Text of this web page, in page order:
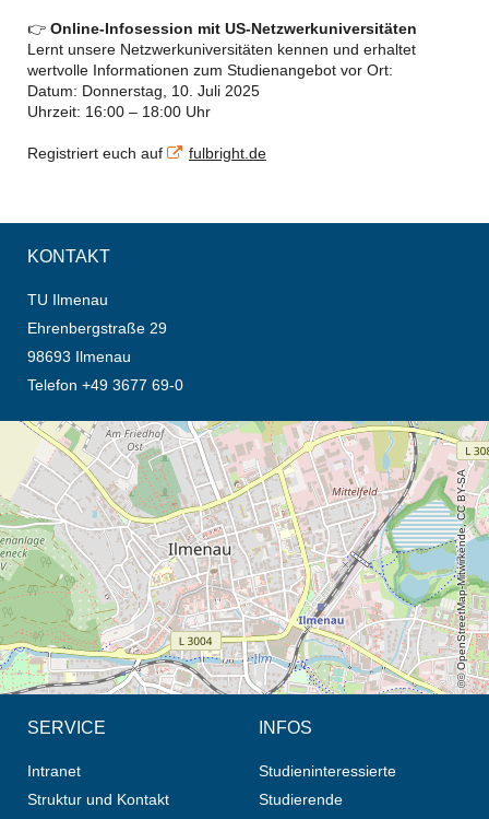
👉 Online-Infosession mit US-Netzwerkuniversitäten
Lernt unsere Netzwerkuniversitäten kennen und erhaltet
wertvolle Informationen zum Studienangebot vor Ort:
Datum: Donnerstag, 10. Juli 2025
Uhrzeit: 16:00 – 18:00 Uhr
Registriert euch auf fulbright.de
KONTAKT
TU Ilmenau
Ehrenbergstraße 29
98693 Ilmenau
Telefon +49 3677 69-0
Öffnet die Anfahrtsbeschreibung in neuem Tab (Karte)
© OpenStreetMap-Mitwirkende, CC BY-SA
SERVICE
Intranet
Struktur und Kontakt
INFOS
Studieninteressierte
Studierende